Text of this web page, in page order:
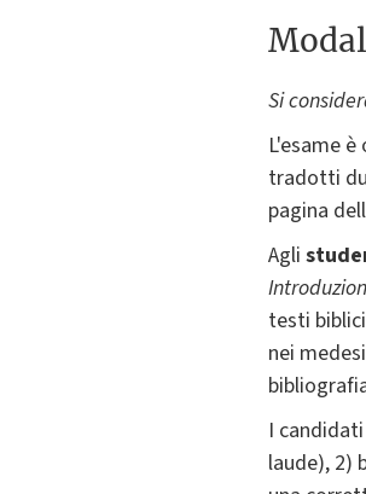
Si
L'esame
tradotti
pagina
Agli
testi
nei
I
laude), 2)